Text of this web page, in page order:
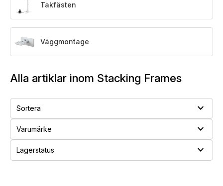
Takfästen
Väggmontage
Alla artiklar inom Stacking Frames
Sortera expand_more
Varumärke expand_more
Lagerstatus expand_more